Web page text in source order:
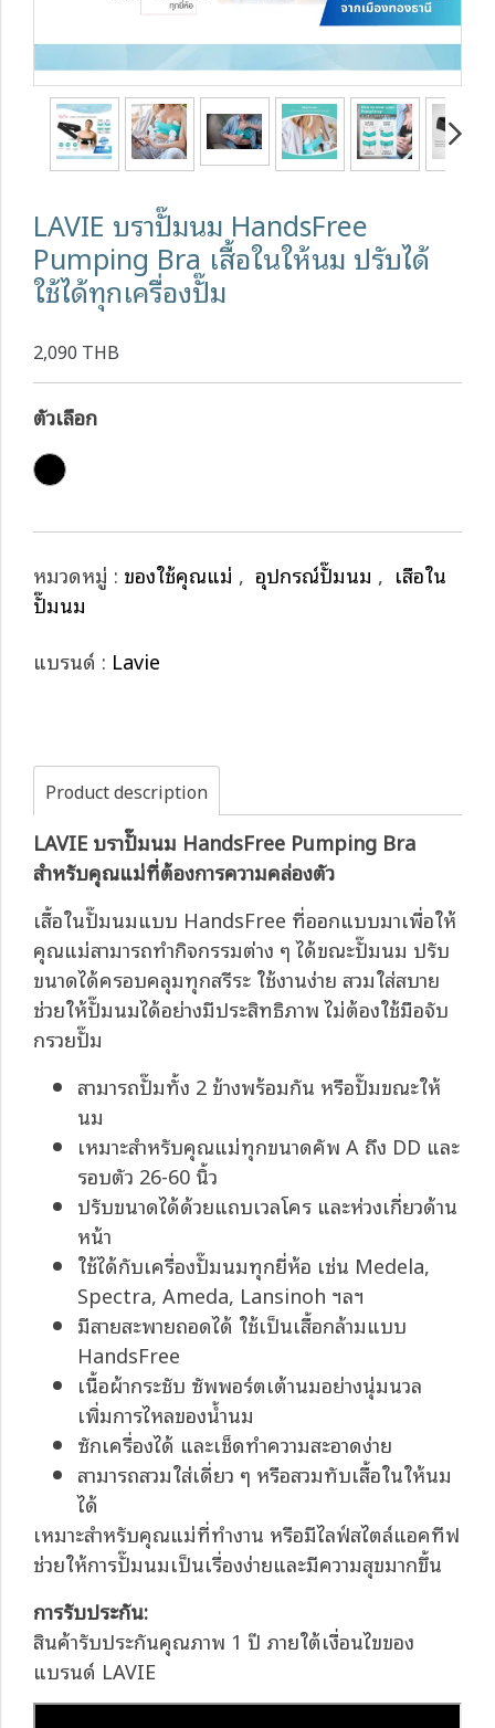
LAVIE บราปั๊มนม HandsFree
Pumping Bra เสื้อในให้นม ปรับได้
ใช้ได้ทุกเครื่องปั๊ม
2,090 THB
ตัวเลือก
หมวดหมู่ : ของใช้คุณแม่ , อุปกรณ์ปั๊มนม , เสื้อใน
ปั๊มนม
แบรนด์ : Lavie
Product description
LAVIE บราปั๊มนม HandsFree Pumping Bra
สำหรับคุณแม่ที่ต้องการความคล่องตัว
เสื้อในปั๊มนมแบบ HandsFree ที่ออกแบบมาเพื่อให้
คุณแม่สามารถทำกิจกรรมต่าง ๆ ได้ขณะปั๊มนม ปรับ
ขนาดได้ครอบคลุมทุกสรีระ ใช้งานง่าย สวมใส่สบาย
ช่วยให้ปั๊มนมได้อย่างมีประสิทธิภาพ ไม่ต้องใช้มือจับ
กรวยปั๊ม
สามารถปั๊มทั้ง 2 ข้างพร้อมกัน หรือปั๊มขณะให้
นม
เหมาะสำหรับคุณแม่ทุกขนาดคัพ A ถึง DD และ
รอบตัว 26-60 นิ้ว
ปรับขนาดได้ด้วยแถบเวลโคร และห่วงเกี่ยวด้าน
หน้า
ใช้ได้กับเครื่องปั๊มนมทุกยี่ห้อ เช่น Medela,
Spectra, Ameda, Lansinoh ฯลฯ
มีสายสะพายถอดได้ ใช้เป็นเสื้อกล้ามแบบ
HandsFree
เนื้อผ้ากระชับ ซัพพอร์ตเต้านมอย่างนุ่มนวล
เพิ่มการไหลของน้ำนม
ซักเครื่องได้ และเช็ดทำความสะอาดง่าย
สามารถสวมใส่เดี่ยว ๆ หรือสวมทับเสื้อในให้นม
ได้
เหมาะสำหรับคุณแม่ที่ทำงาน หรือมีไลฟ์สไตล์แอคทีฟ
ช่วยให้การปั๊มนมเป็นเรื่องง่ายและมีความสุขมากขึ้น
การรับประกัน:
สินค้ารับประกันคุณภาพ 1 ปี ภายใต้เงื่อนไขของ
แบรนด์ LAVIE